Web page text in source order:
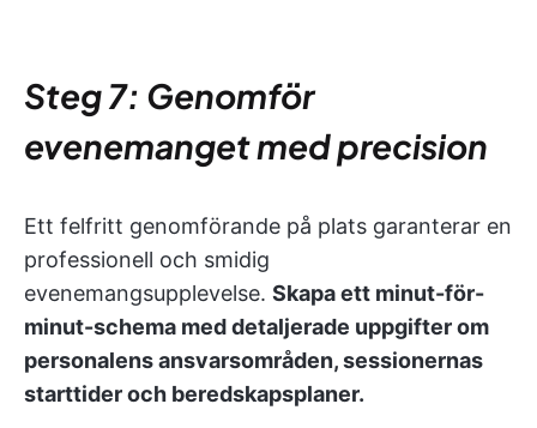
Steg 7: Genomför
evenemanget med precision
Ett felfritt genomförande på plats garanterar en
professionell och smidig
evenemangsupplevelse. Skapa ett minut-för-
minut-schema med detaljerade uppgifter om
personalens ansvarsområden, sessionernas
starttider och beredskapsplaner.